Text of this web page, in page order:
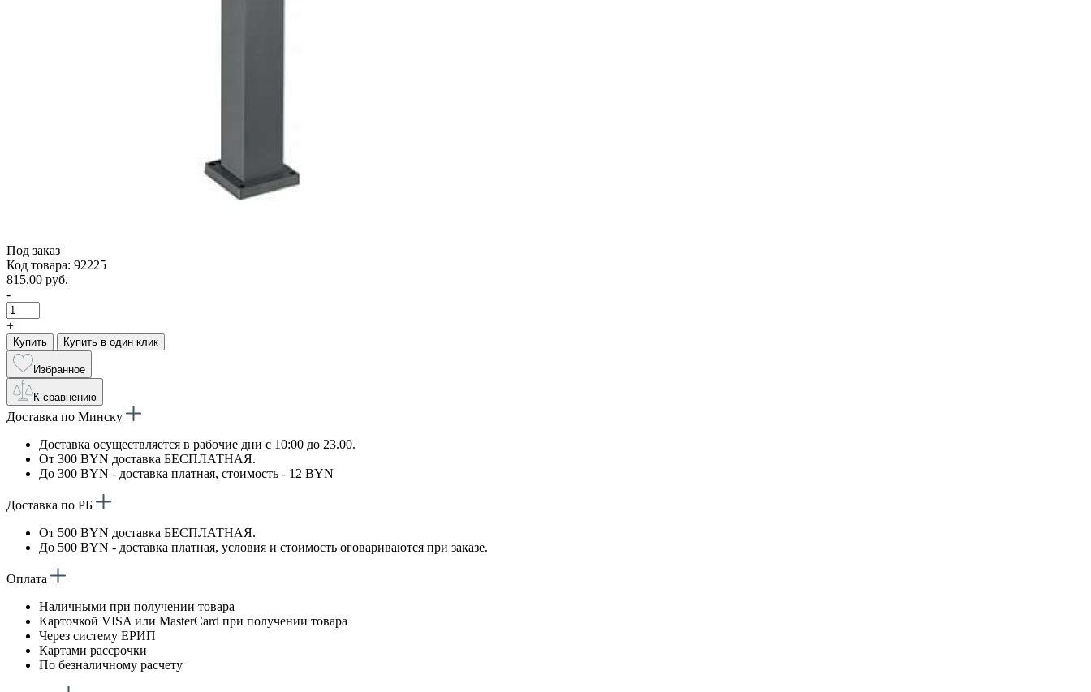
Под заказ
Код товара: 92225
815.00 руб.
-
+
Купить Купить в один клик
Избранное
К сравнению
Доставка по Минску
Доставка осуществляется в рабочие дни с 10:00 до 23.00.
От 300 BYN доставка БЕСПЛАТНАЯ.
До 300 BYN - доставка платная, стоимость - 12 BYN
Доставка по РБ
От 500 BYN доставка БЕСПЛАТНАЯ.
До 500 BYN - доставка платная, условия и стоимость оговариваются при заказе.
Оплата
Наличными при получении товара
Карточкой VISA или MasterCard при получении товара
Через систему ЕРИП
Картами рассрочки
По безналичному расчету